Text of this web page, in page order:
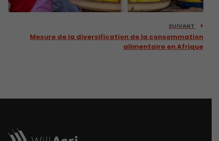
SUIVANT
Mesure de la diversification de la consommation
alimentaire en Afrique